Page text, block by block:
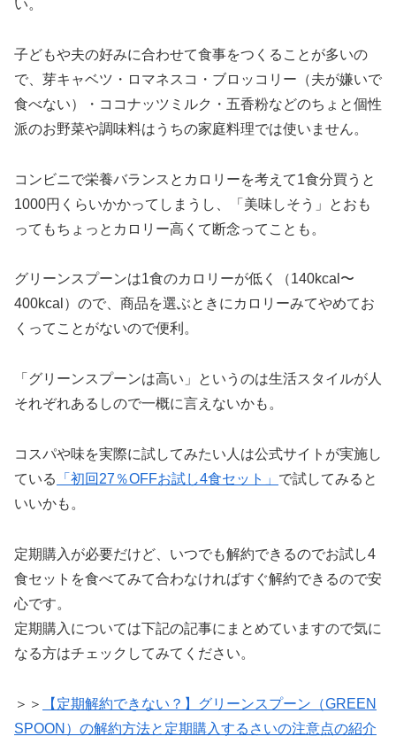
い。
子どもや夫の好みに合わせて食事をつくることが多いの
で、芽キャベツ・ロマネスコ・ブロッコリー（夫が嫌いで
食べない）・ココナッツミルク・五香粉などのちょと個性
派のお野菜や調味料はうちの家庭料理では使いません。
コンビニで栄養バランスとカロリーを考えて1食分買うと
1000円くらいかかってしまうし、「美味しそう」とおも
ってもちょっとカロリー高くて断念ってことも。
グリーンスプーンは1食のカロリーが低く（140kcal〜
400kcal）ので、商品を選ぶときにカロリーみてやめてお
くってことがないので便利。
「グリーンスプーンは高い」というのは生活スタイルが人
それぞれあるしので一概に言えないかも。
コスパや味を実際に試してみたい人は公式サイトが実施し
ている
「初回27％OFFお試し4食セット」 で試してみると
いいかも。
定期購入が必要だけど、いつでも解約できるのでお試し4
食セットを食べてみて合わなければすぐ解約できるので安
心です。
定期購入については下記の記事にまとめていますので気に
なる方はチェックしてみてください。
＞＞
【定期解約できない？】グリーンスプーン（GREEN
SPOON）の解約方法と定期購入するさいの注意点の紹介